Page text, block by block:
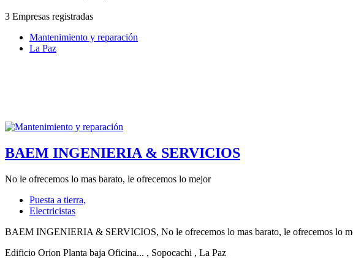
3 Empresas registradas
Mantenimiento y reparación
La Paz
BAEM INGENIERIA & SERVICIOS
No le ofrecemos lo mas barato, le ofrecemos lo mejor
Puesta a tierra,
Electricistas
BAEM INGENIERIA & SERVICIOS, No le ofrecemos lo mas barato, le ofrecemos lo
Edificio Orion Planta baja Oficina... , Sopocachi , La Paz